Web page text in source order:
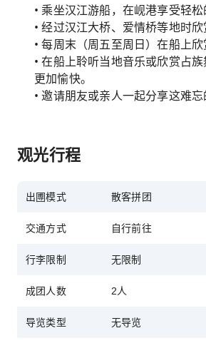
• 乘坐汉江游船，在岘港享受轻
• 经过汉江大桥、爱情桥等地时
• 每周末（周五至周日）在船上欣
• 在船上聆听当地音乐或欣赏占
更加愉快。
• 邀请朋友或亲人一起分享这难
观光行程
出圑模式 散客拼团
交通方式 自行前往
行李限制 无限制
成团人数 2人
导览类型 无导览